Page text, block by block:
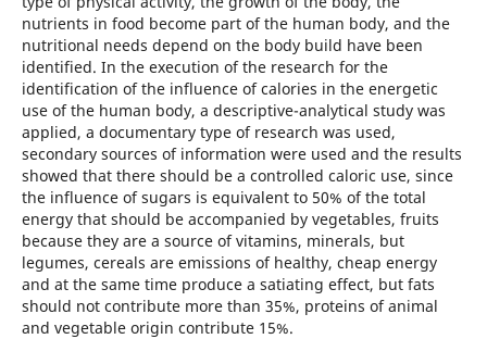
nutrients in food become part of the human body, and the
nutritional needs depend on the body build have been
identified. In the execution of the research for the
identification of the influence of calories in the energetic
use of the human body, a descriptive-analytical study was
applied, a documentary type of research was used,
secondary sources of information were used and the results
showed that there should be a controlled caloric use, since
the influence of sugars is equivalent to 50% of the total
energy that should be accompanied by vegetables, fruits
because they are a source of vitamins, minerals, but
legumes, cereals are emissions of healthy, cheap energy
and at the same time produce a satiating effect, but fats
should not contribute more than 35%, proteins of animal
and vegetable origin contribute 15%.